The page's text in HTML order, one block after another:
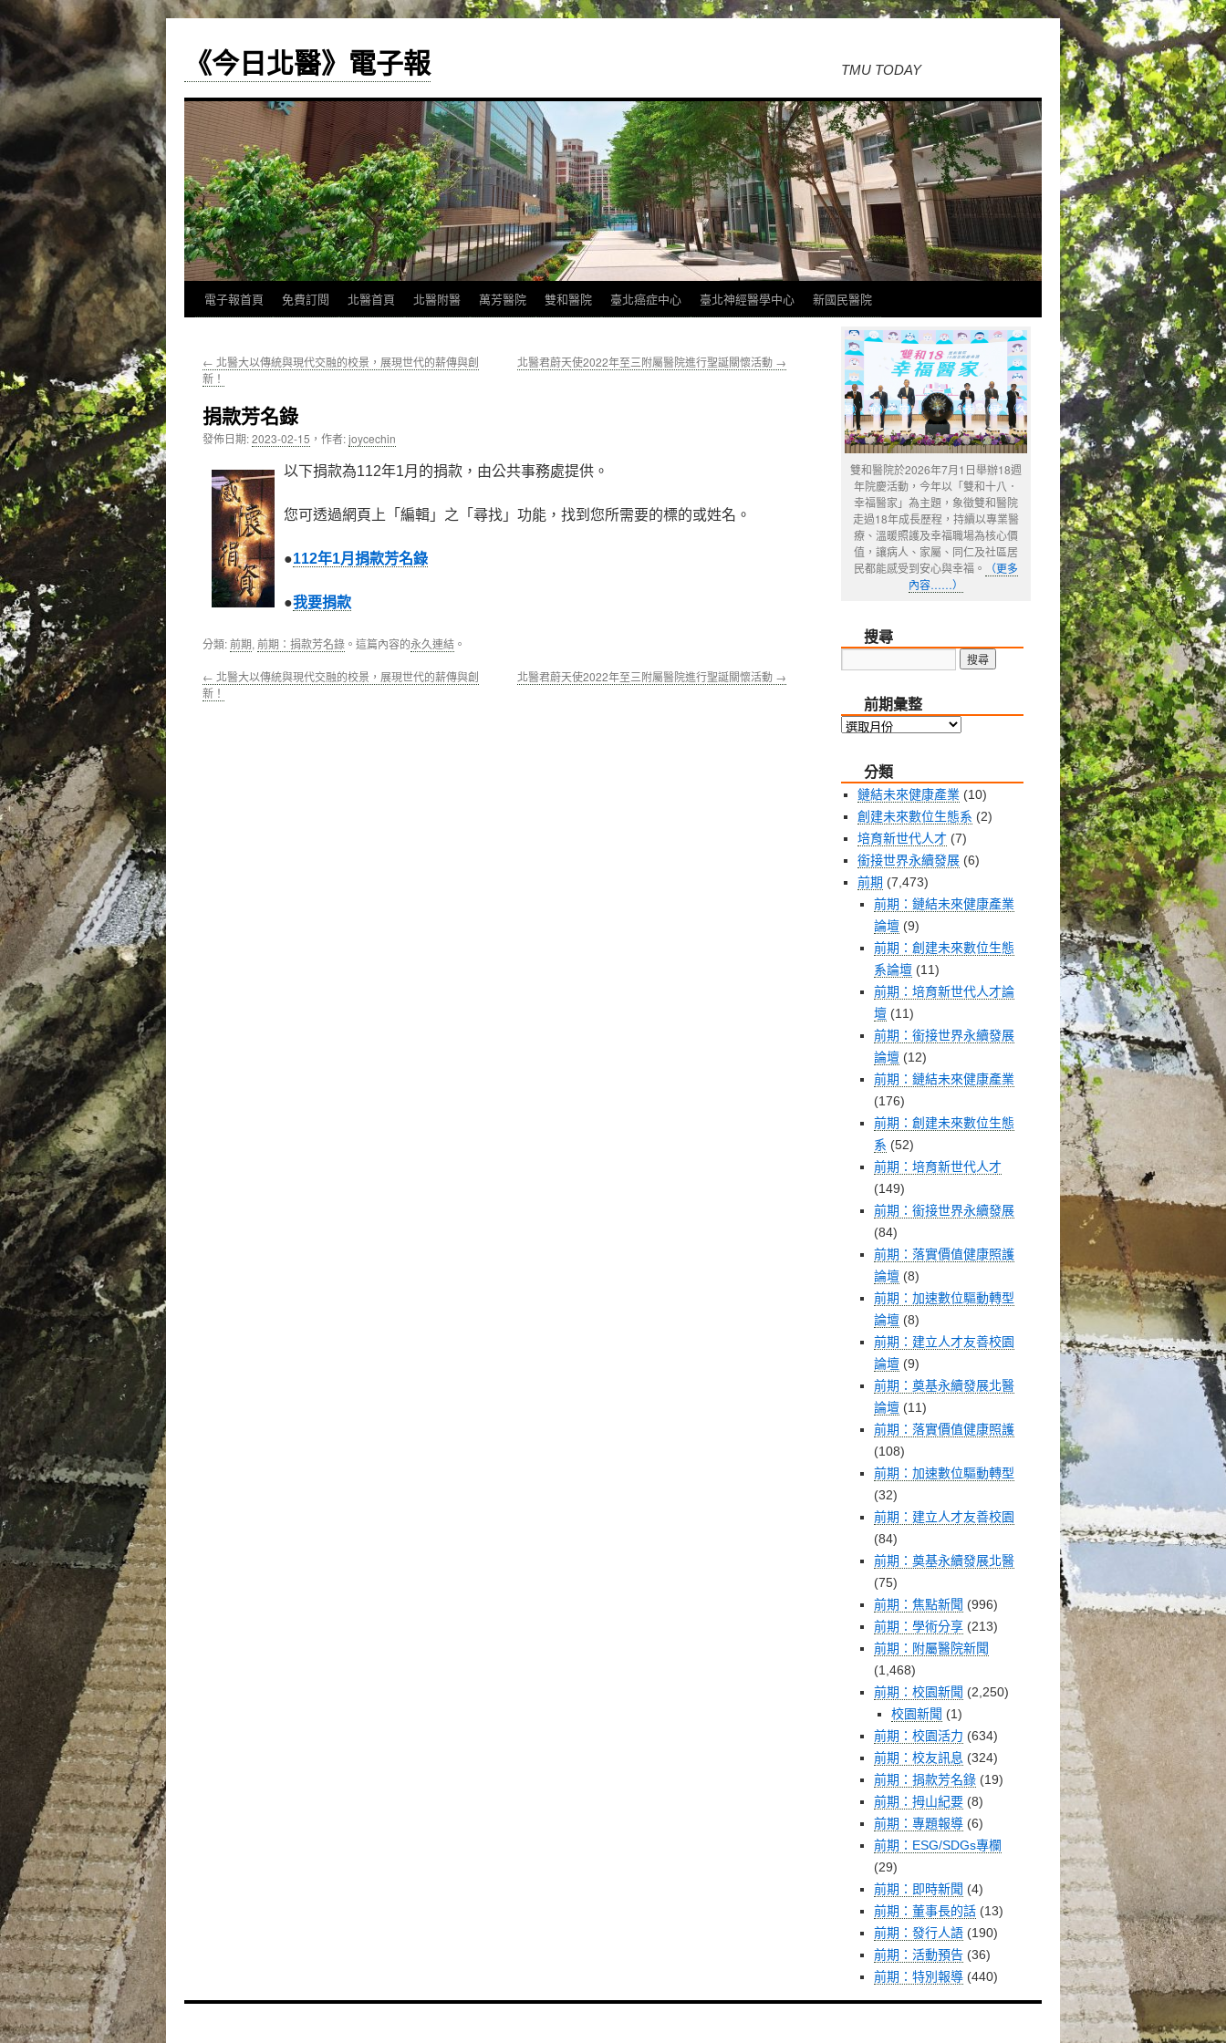
《今日北醫》電子報 TMU TODAY
跳
主
內
電子報首頁 免費訂閱 北醫首頁 北醫附醫 萬芳醫院 雙和醫院 臺北癌症中心 臺北神經醫學中心 新國民醫院
← 北醫大以傳統與現代交融的校景，展現世代的薪傳與創
新！
北醫君蔚天使2022年至三附屬醫院進行聖誕關懷活動 →
捐款芳名錄
發佈日期:2023-02-15 ， 作者:joycechin
以下捐款為112年1月的捐款，由公共事務處提供。
您可透過網頁上「編輯」之「尋找」功能，找到您所需要的標的或姓名。
●112年1月捐款芳名錄
●我要捐款
分類:前期, 前期：捐款芳名錄 。這篇內容的永久連結 。
← 北醫大以傳統與現代交融的校景，展現世代的薪傳與創
新！
北醫君蔚天使2022年至三附屬醫院進行聖誕關懷活動 →
雙和醫院於2026年7月1日舉辦18週
年院慶活動，今年以「雙和十八．
幸福醫家」為主題，象徵雙和醫院
走過18年成長歷程，持續以專業醫
療、溫暖照護及幸福職場為核心價
值，讓病人、家屬、同仁及社區居
民都能感受到安心與幸福。
（更多
內容……）
搜尋
前期彙整
前
整
分類
鏈結未來健康產業 (10)
創建未來數位生態系 (2)
培育新世代人才 (7)
銜接世界永續發展 (6)
前期 (7,473)
前期：鏈結未來健康產業
論壇 (9)
前期：創建未來數位生態
系論壇 (11)
前期：培育新世代人才論
壇 (11)
前期：銜接世界永續發展
論壇 (12)
前期：鏈結未來健康產業
(176)
前期：創建未來數位生態
系 (52)
前期：培育新世代人才
(149)
前期：銜接世界永續發展
(84)
前期：落實價值健康照護
論壇 (8)
前期：加速數位驅動轉型
論壇 (8)
前期：建立人才友善校園
論壇 (9)
前期：奠基永續發展北醫
論壇 (11)
前期：落實價值健康照護
(108)
前期：加速數位驅動轉型
(32)
前期：建立人才友善校園
(84)
前期：奠基永續發展北醫
(75)
前期：焦點新聞 (996)
前期：學術分享 (213)
前期：附屬醫院新聞
(1,468)
前期：校園新聞 (2,250)
校園新聞 (1)
前期：校園活力 (634)
前期：校友訊息 (324)
前期：捐款芳名錄 (19)
前期：拇山紀要 (8)
前期：專題報導 (6)
前期：ESG/SDGs專欄
(29)
前期：即時新聞 (4)
前期：董事長的話 (13)
前期：發行人語 (190)
前期：活動預告 (36)
前期：特別報導 (440)